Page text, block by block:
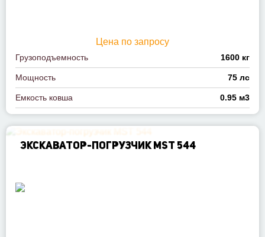
Цена по запросу
Грузоподъемность 1600 кг
Мощность 75 лс
Емкость ковша 0.95 м3
ЭКСКАВАТОР-ПОГРУЗЧИК MST 544